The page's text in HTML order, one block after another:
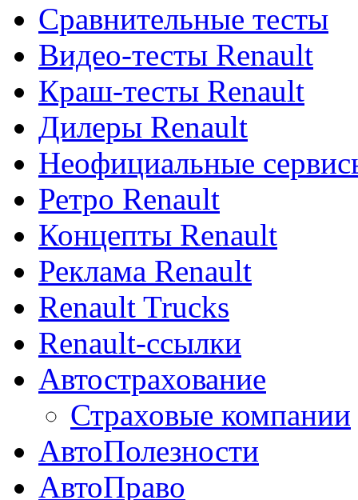
Сравнительные тесты
Видео-тесты Renault
Краш-тесты Renault
Дилеры Renault
Неофициальные
Ретро Renault
Концепты Renault
Реклама Renault
Renault Trucks
Renault-ссылки
Автострахование
Страховые компании
АвтоПолезности
АвтоПраво